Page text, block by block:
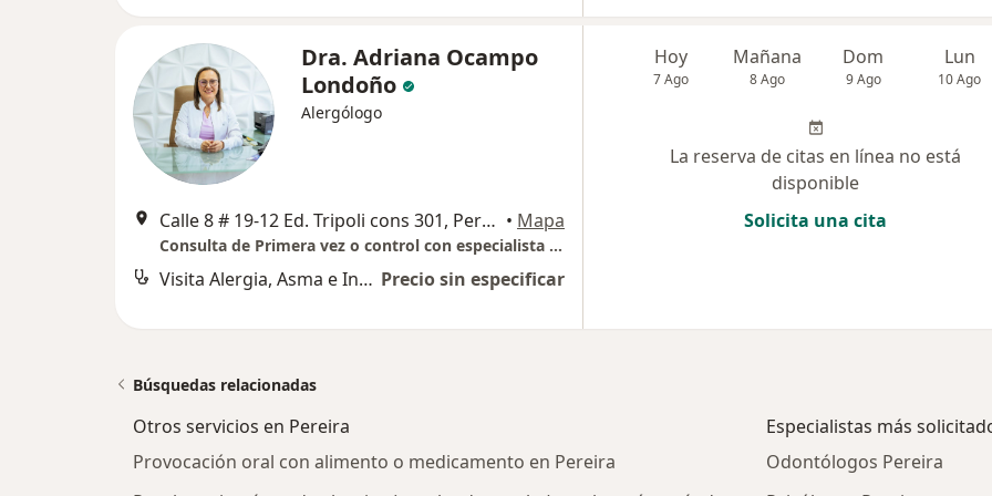
Dra. Adriana Ocampo
Londoño
Alergólogo
Calle 8 # 19-12 Ed. Tripoli cons 301, Pereira • Mapa
Consulta de Primera vez o control con especialista el alergología
Visita Alergia, Asma e Inmunología Precio sin especificar
Hoy
7 Ago
Mañana
8 Ago
Dom
9 Ago
Lun
10 Ago
La reserva de citas en línea no está
disponible
Solicita una cita
Búsquedas relacionadas
Otros servicios en Pereira
Provocación oral con alimento o medicamento en Pereira
Especialistas más
Odontólogos Pereira